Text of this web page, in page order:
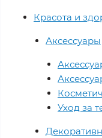
Красота и
Аксессуары
Уход за